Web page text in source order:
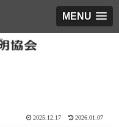
MENU
2025.12.17 2026.01.07